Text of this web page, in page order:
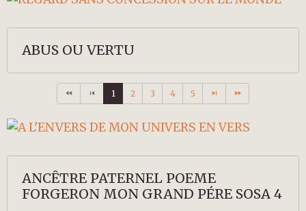
ABUS OU VERTU
1 2 3 4 5
ANCÊTRE PATERNEL POEME
FORGERON MON GRAND PÉRE SOSA 4